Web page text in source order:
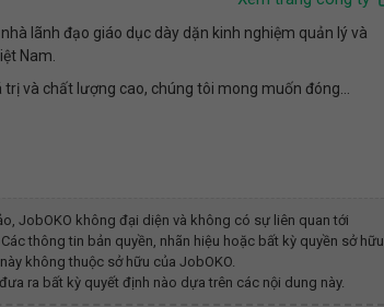
lãnh đạo giáo dục dày dặn kinh nghiệm quản lý và
Nam.
và chất lượng cao, chúng tôi mong muốn đóng...
JobOKO không đại diện và không có sự liên quan tới
thông tin bản quyền, nhãn hiệu hoặc bất kỳ quyền sở hữu
không thuộc sở hữu của JobOKO.
ra bất kỳ quyết định nào dựa trên các nội dung này.